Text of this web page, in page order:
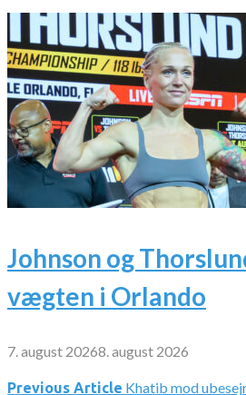
Johnson og
vægten i Orlando
7. august 20268. august 2026
Previous Article Khatib mod